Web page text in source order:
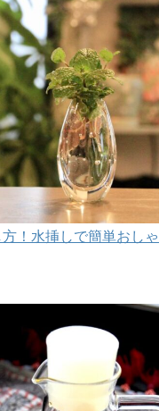
！水挿しで簡単おし